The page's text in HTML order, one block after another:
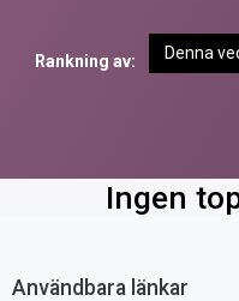
Rankning av: Denna
Ingen
Användbara länkar